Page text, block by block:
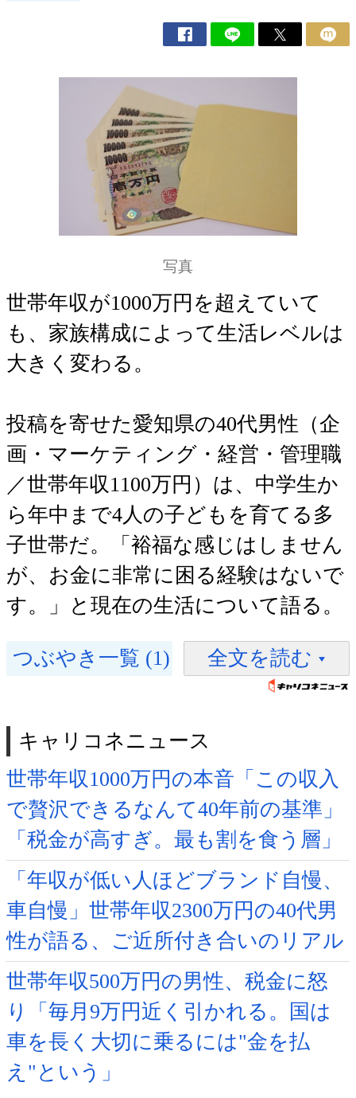
写真
世帯年収が1000万円を超えていて
も、家族構成によって生活レベルは
大きく変わる。
投稿を寄せた愛知県の40代男性（企
画・マーケティング・経営・管理職
／世帯年収1100万円）は、中学生か
ら年中まで4人の子どもを育てる多
子世帯だ。「裕福な感じはしません
が、お金に非常に困る経験はないで
す。」と現在の生活について語る。
つぶやき一覧 (1) 全文を読む
キャリコネニュース
世帯年収1000万円の本音「この収入
で贅沢できるなんて40年前の基準」
「税金が高すぎ。最も割を食う層」
「年収が低い人ほどブランド自慢、
車自慢」世帯年収2300万円の40代男
性が語る、ご近所付き合いのリアル
世帯年収500万円の男性、税金に怒
り「毎月9万円近く引かれる。国は
車を長く大切に乗るには"金を払
え"という」